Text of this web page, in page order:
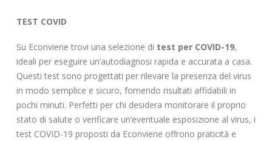
TEST COVID
Su Econviene trovi una selezione di test per COVID-19,
ideali per eseguire un’autodiagnosi rapida e accurata a casa.
Questi test sono progettati per rilevare la presenza del virus
in modo semplice e sicuro, fornendo risultati affidabili in
pochi minuti. Perfetti per chi desidera monitorare il proprio
stato di salute o verificare un’eventuale esposizione al virus, i
test COVID-19 proposti da Econviene offrono praticità e